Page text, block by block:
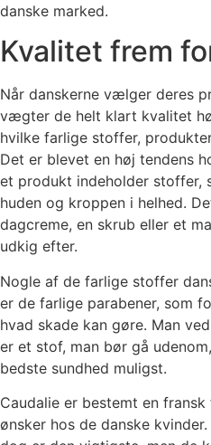
danske marked.
Kvalitet frem
Når danskerne vælger deres
vægter de helt klart kvalitet
hvilke farlige stoffer,
Det er blevet en høj tendens
et produkt indeholder stoffer,
huden og kroppen i helhed.
dagcreme, en skrub eller et
udkig efter.
Nogle af de farlige stoffer
er de farlige parabener, som
hvad skade kan gøre. Man
er et stof, man bør gå
bedste sundhed muligst.
Caudalie er bestemt en
ønsker hos de danske